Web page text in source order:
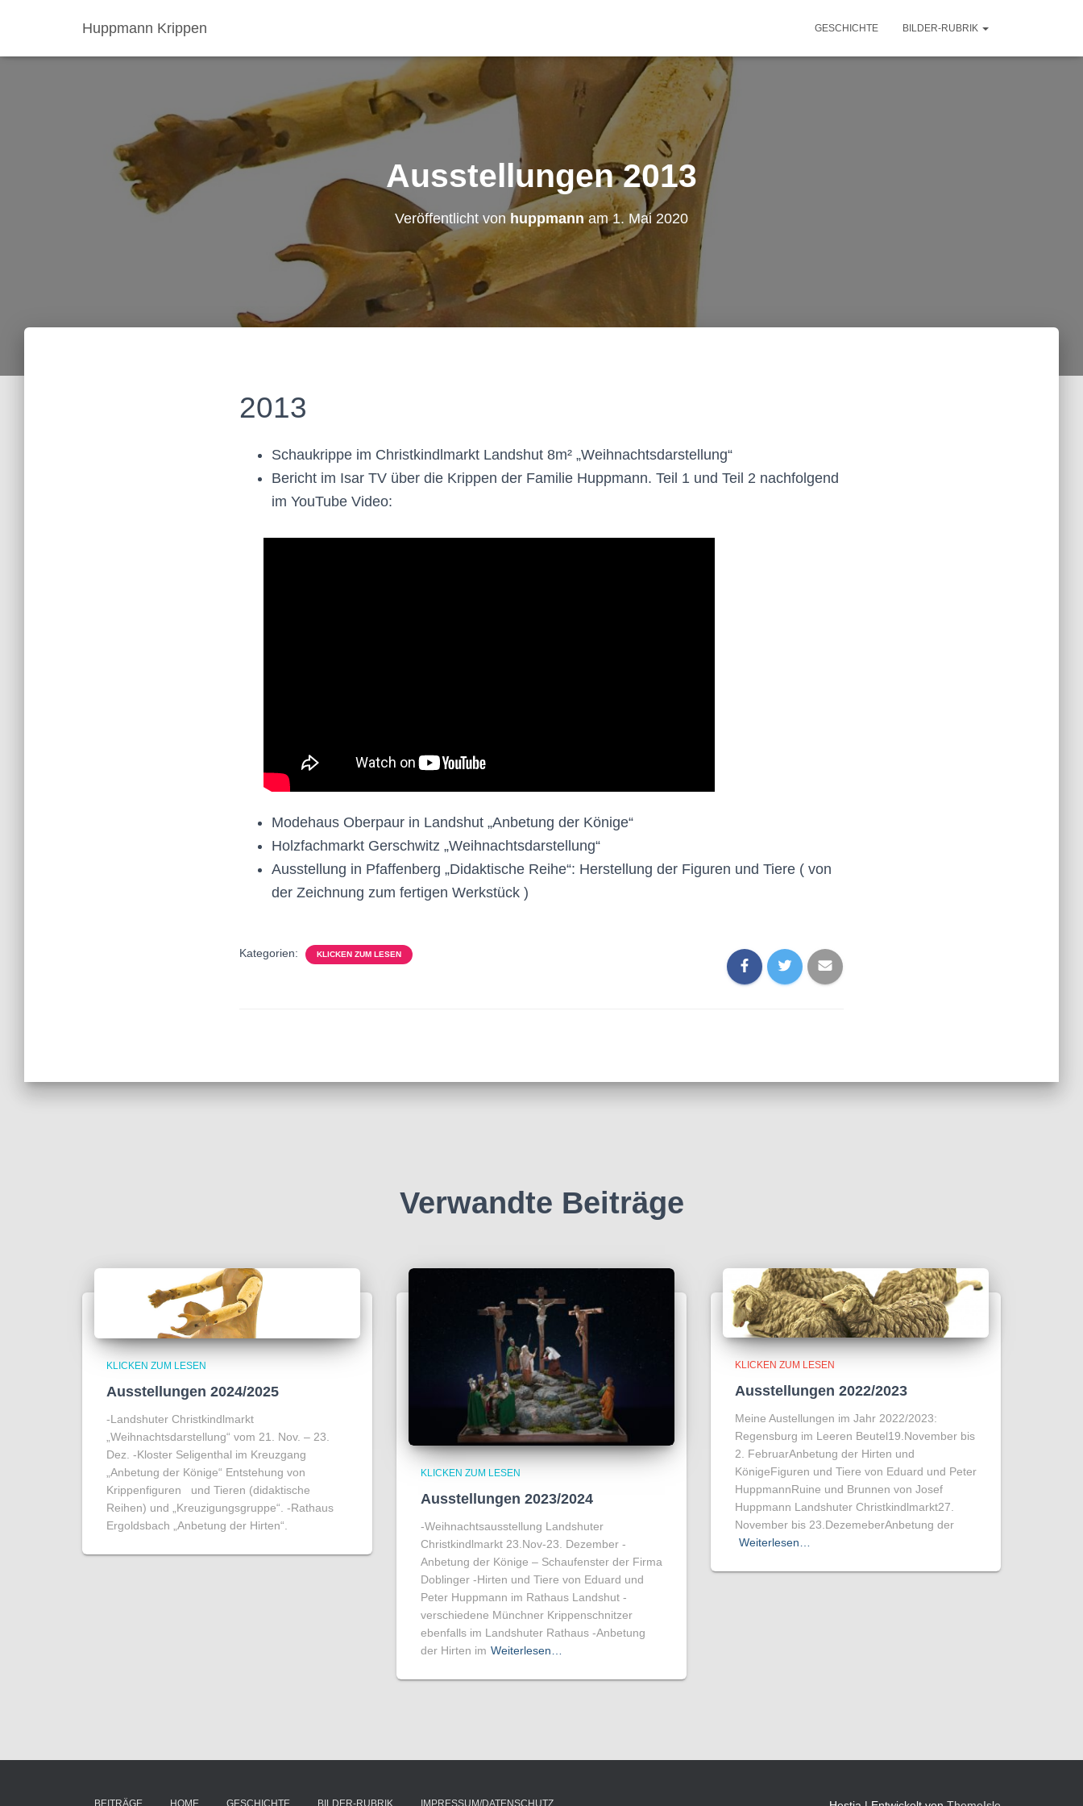
Huppmann Krippen GESCHICHTE BILDER-RUBRIK
Ausstellungen 2013
Veröffentlicht vonhuppmannam1. Mai 2020
2013
Schaukrippe im Christkindlmarkt Landshut 8m² „Weihnachtsdarstellung“
Bericht im Isar TV über die Krippen der Familie Huppmann. Teil 1 und Teil 2 nachfolgend
im YouTube Video:
Modehaus Oberpaur in Landshut „Anbetung der Könige“
Holzfachmarkt Gerschwitz „Weihnachtsdarstellung“
Ausstellung in Pfaffenberg „Didaktische Reihe“: Herstellung der Figuren und Tiere ( von
der Zeichnung zum fertigen Werkstück )
Kategorien: KLICKEN ZUM LESEN
Verwandte Beiträge
KLICKEN ZUM LESEN
Ausstellungen 2024/2025
-Landshuter Christkindlmarkt
„Weihnachtsdarstellung“ vom 21. Nov. – 23.
Dez. -Kloster Seligenthal im Kreuzgang
„Anbetung der Könige“ Entstehung von
Krippenfiguren und Tieren (didaktische
Reihen) und „Kreuzigungsgruppe“. -Rathaus
Ergoldsbach „Anbetung der Hirten“.
KLICKEN ZUM LESEN
Ausstellungen 2023/2024
-Weihnachtsausstellung Landshuter
Christkindlmarkt 23.Nov-23. Dezember -
Anbetung der Könige – Schaufenster der Firma
Doblinger -Hirten und Tiere von Eduard und
Peter Huppmann im Rathaus Landshut -
verschiedene Münchner Krippenschnitzer
ebenfalls im Landshuter Rathaus -Anbetung
der Hirten im Weiterlesen…
KLICKEN ZUM LESEN
Ausstellungen 2022/2023
Meine Austellungen im Jahr 2022/2023:
Regensburg im Leeren Beutel19.November bis
2. FebruarAnbetung der Hirten und
KönigeFiguren und Tiere von Eduard und Peter
HuppmannRuine und Brunnen von Josef
Huppmann Landshuter Christkindlmarkt27.
November bis 23.DezemeberAnbetung der
Weiterlesen…
BEITRÄGE HOME GESCHICHTE BILDER-RUBRIK IMPRESSUM/DATENSCHUTZ